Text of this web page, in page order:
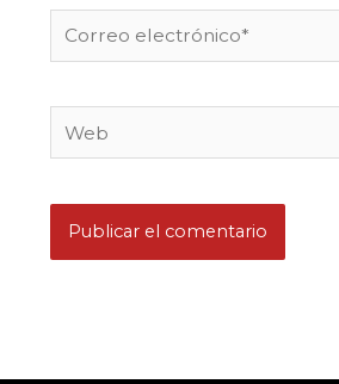
Correo
electrónico*
Web